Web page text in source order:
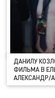
ДАНИЛУ
ФИЛЬМА В
АЛЕКСАНДР/